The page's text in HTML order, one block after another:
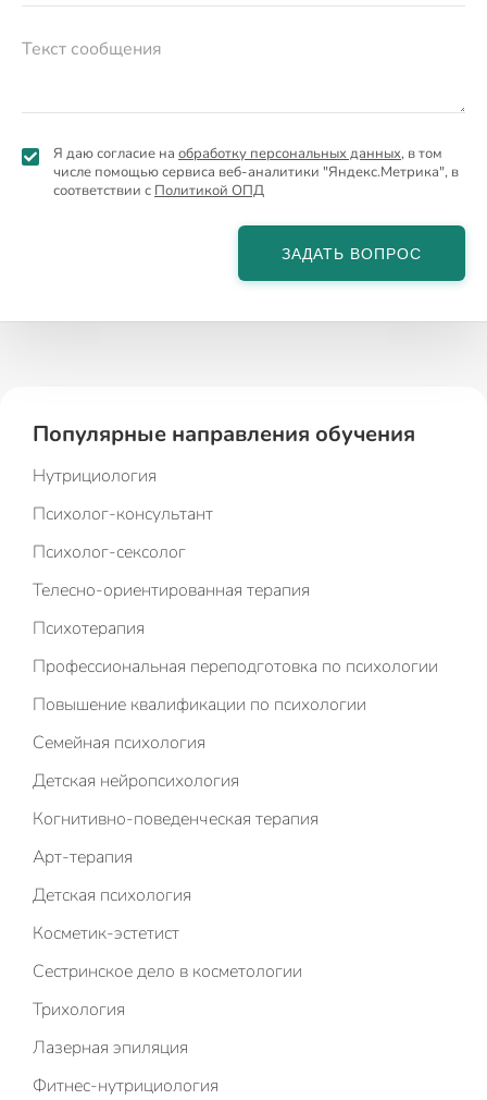
Я даю согласие на обработку персональных данных, в том
числе помощью сервиса веб-аналитики "Яндекс.Метрика", в
соответствии с Политикой ОПД
ЗАДАТЬ ВОПРОС
Популярные направления обучения
Нутрициология
Психолог-консультант
Психолог-сексолог
Телесно-ориентированная терапия
Психотерапия
Профессиональная переподготовка по психологии
Повышение квалификации по психологии
Семейная психология
Детская нейропсихология
Когнитивно-поведенческая терапия
Арт-терапия
Детская психология
Косметик-эстетист
Сестринское дело в косметологии
Трихология
Лазерная эпиляция
Фитнес-нутрициология